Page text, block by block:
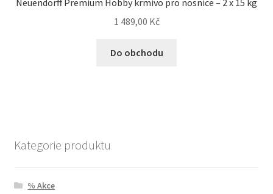
Neuendorff Premium Hobby krmivo pro nosnice – 2 x 15 kg
1 489,00 Kč
Do obchodu
Kategorie produktu
% Akce